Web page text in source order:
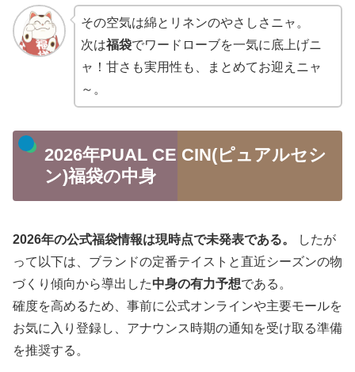
その空気は綿とリネンのやさしさニャ。
次は福袋でワードローブを一気に底上げニ
ャ！甘さも実用性も、まとめてお迎えニャ
～。
2026年PUAL CE CIN(ピュアルセシ
ン)福袋の中身
2026年の公式福袋情報は現時点で未発表である。
したが
って以下は、ブランドの定番テイストと直近シーズンの物
づくり傾向から導出した中身の有力予想である。
確度を高めるため、事前に公式オンラインや主要モールを
お気に入り登録し、アナウンス時期の通知を受け取る準備
を推奨する。